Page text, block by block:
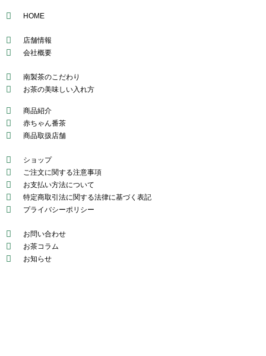
HOME
店舗情報
会社概要
南製茶のこだわり
お茶の美味しい入れ方
商品紹介
赤ちゃん番茶
商品取扱店舗
ショップ
ご注文に関する注意事項
お支払い方法について
特定商取引法に関する法律に基づく表記
プライバシーポリシー
お問い合わせ
お茶コラム
お知らせ